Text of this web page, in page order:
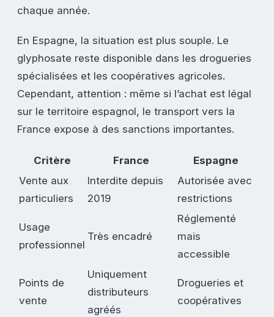
chaque année.
En Espagne, la situation est plus souple. Le
glyphosate reste disponible dans les drogueries
spécialisées et les coopératives agricoles.
Cependant, attention : même si l’achat est légal
sur le territoire espagnol, le transport vers la
France expose à des sanctions importantes.
Critère France
Espagne
Vente aux
particuliers
Interdite depuis
2019
Autorisée avec
restrictions
Usage
professionnel
Très encadré
Réglementé
mais
accessible
Points de
vente
Uniquement
distributeurs
agréés
Drogueries et
coopératives